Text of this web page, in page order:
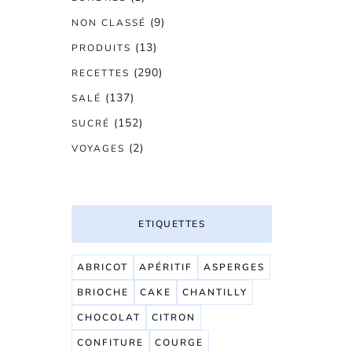
NON CLASSÉ (9)
PRODUITS (13)
RECETTES (290)
SALÉ (137)
SUCRÉ (152)
VOYAGES (2)
ETIQUETTES
ABRICOT APÉRITIF
ASPERGES
BRIOCHE
CAKE
CHANTILLY
CHOCOLAT
CITRON
CONFITURE
COURGE